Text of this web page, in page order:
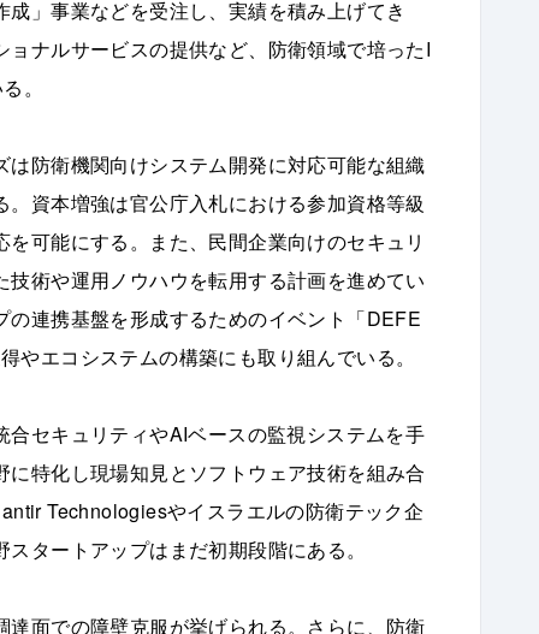
」事業などを受注し、実績を積み上げてき
ナルサービスの提供など、防衛領域で培ったI
。
防衛機関向けシステム開発に対応可能な組織
資本増強は官公庁入札における参加資格等級
可能にする。また、民間企業向けのセキュリ
術や運用ノウハウを転用する計画を進めてい
連携基盤を形成するためのイベント「DEFE
エコシステムの構築にも取り組んでいる。
セキュリティやAIベースの監視システムを手
特化し現場知見とソフトウェア技術を組み合
Technologiesやイスラエルの防衛テック企
タートアップはまだ初期段階にある。
面での障壁克服が挙げられる。さらに、防衛